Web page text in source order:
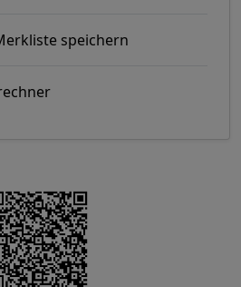
speichern